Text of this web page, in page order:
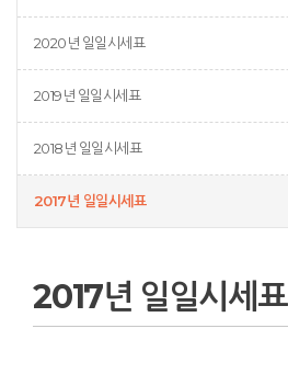
2020년 일일시세표
2019년 일일시세표
2018년 일일시세표
2017년 일일시세표
2017년 일일시세표